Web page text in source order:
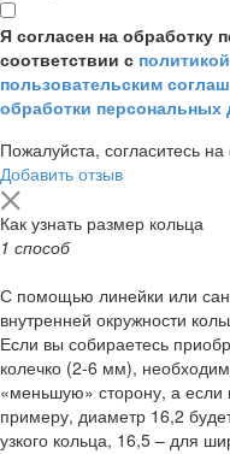
Я согласен на обработку
соответствии с
пользовательским
обработки персональных
Пожалуйста, согласитесь
Добавить отзыв
Как узнать размер кольца
1 способ
С помощью линейки или
внутренней окружности
Если вы собираетесь
колечко (2-6 мм),
«меньшую» сторону, а
примеру, диаметр 16,2
узкого кольца, 16,5 – для